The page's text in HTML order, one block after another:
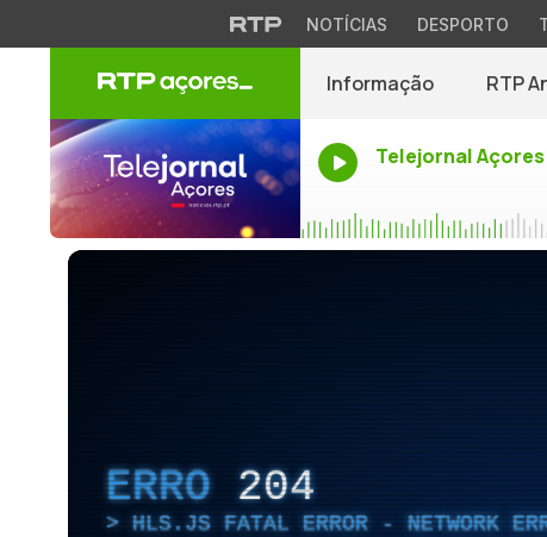
NOTÍCIAS DESPORTO
Informação RTP
Telejornal Açores
ERRO 204
HLS.JS FATAL ERROR - NETWORK